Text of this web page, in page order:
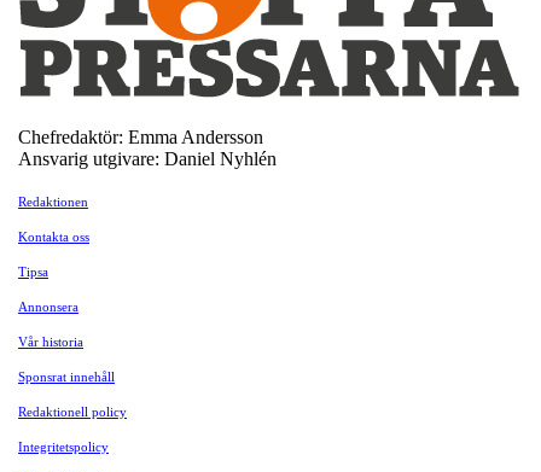
Chefredaktör: Emma Andersson
Ansvarig utgivare: Daniel Nyhlén
Redaktionen
Kontakta oss
Tipsa
Annonsera
Vår historia
Sponsrat innehåll
Redaktionell policy
Integritetspolicy